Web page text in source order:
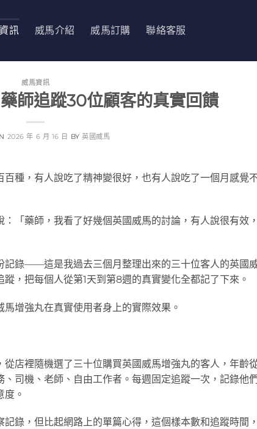
訊 威馬介紹 威馬訂購 聯絡客服
威馬資訊
師追蹤30位顧客的真實回饋
2026 年 6 月 16 日 BY英國威馬
種，有人說吃了精神變很好，也有人說吃了一個月感覺
「藥師，我看了好幾個英國威馬的討論，有人說很有效
記錄——這是我過去三個月整理出來的三十位客人的英國
，把每個人從第1天到第8週的真實變化全都記了下來。
增強丸在真實使用者身上的實際效果。
店裡隨機選了三十位購買英國威馬增強丸的客人，年齡
司機、老師、自由工作者。每週固定追蹤一次，記錄他
。
錄，但比起網路上的單篇心得，這個樣本數和追蹤時間